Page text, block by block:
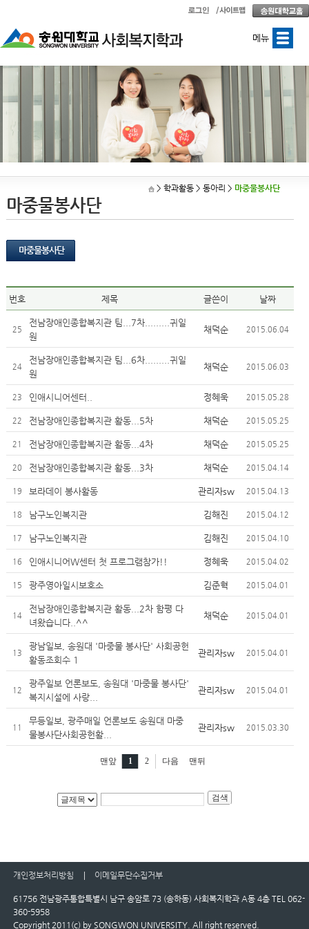
메뉴
> 학과활동> 동아리 > 마중물봉사단
마중물봉사단
마중물봉사단
번호 제목 글쓴이 날짜
25
전남장애인종합복지관 팀...7차.........귀일
원
채덕순 2015.06.04
24
전남장애인종합복지관 팀...6차.........귀일
원
채덕순 2015.06.03
23 인애시니어센터.. 정혜욱 2015.05.28
22 전남장애인종합복지관 활동...5차 채덕순 2015.05.25
21 전남장애인종합복지관 활동...4차 채덕순 2015.05.25
20 전남장애인종합복지관 활동...3차 채덕순 2015.04.14
19 보라데이 봉사활동 관리자sw 2015.04.13
18 남구노인복지관 김해진 2015.04.12
17 남구노인복지관 김해진 2015.04.10
16 인애시니어W센터 첫 프로그램참가!! 정혜욱 2015.04.02
15 광주영아일시보호소 김준혁 2015.04.01
14
전남장애인종합복지관 활동...2차 함평 다
녀왔습니다..^^
채덕순 2015.04.01
13
광남일보, 송원대 '마중물 봉사단' 사회공헌
활동조회수 1
관리자sw 2015.04.01
12
광주일보 언론보도, 송원대 '마중물 봉사단'
복지시설에 사랑...
관리자sw 2015.04.01
11
무등일보, 광주매일 언론보도 송원대 마중
물봉사단사회공헌활...
관리자sw 2015.03.30
맨앞 1 2 다음 맨뒤
개인정보처리방침 이메일무단수집거부
61756 전남광주통합특별시 남구 송암로 73 (송하동) 사회복지학과 A동 4층 TEL 062-
360-5958
Copyright 2011(c) by SONGWON UNIVERSITY. All right reserved.